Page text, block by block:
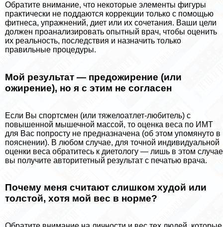
Обратите внимание, что некоторые элементы фигуры
пpaктически не поддаются коррекции только с помощью
фитнеса, упражнений, диет или их сочетания. Ваши цели
должен проанализировать опытный врач, чтобы оценить
их реальность, последствия и назначить только
правильные процедуры.
Мой результат — предожирение (или
ожирение), но я с этим не согласен
Если Вы спортсмен (или тяжелоатлет-любитель) с
повышенной мышечной массой, то оценка веса по ИМТ
для Вас попросту не предназначена (об этом упомянуто в
пояснении). В любом случае, для точной индивидуальной
оценки веса обратитесь к диетологу — лишь в этом случае
вы получите авторитетный результат с печатью врача.
Почему меня считают слишком худой или
толстой, хотя мой вес в норме?